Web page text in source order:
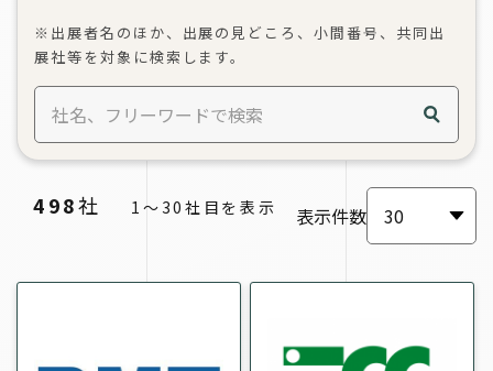
※出展者名のほか、出展の見どころ、小間番号、共同出
展社等を対象に検索します。
498社 1～30社目を表示 表示件数